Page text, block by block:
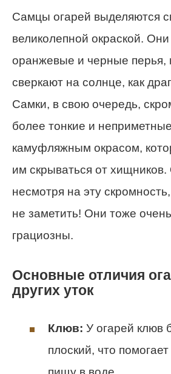
Самцы огарей выделяются
великолепной окраской.
оранжевые и черные перья,
сверкают на солнце, как
Самки, в свою очередь,
более тонкие и
камуфляжным окрасом,
им скрываться от хищников.
несмотря на эту
не заметить! Они тоже
грациозны.
Основные отличия
других уток
Клюв: У огарей клюв
плоский, что